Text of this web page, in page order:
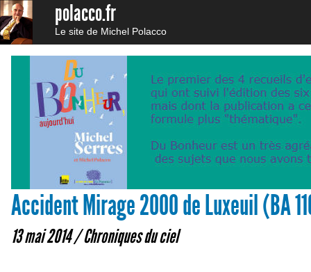
polacco.fr
Le site de Michel Polacco
Accident Mirage 2000 de Luxeuil (BA
13 mai 2014 /Chroniques du ciel